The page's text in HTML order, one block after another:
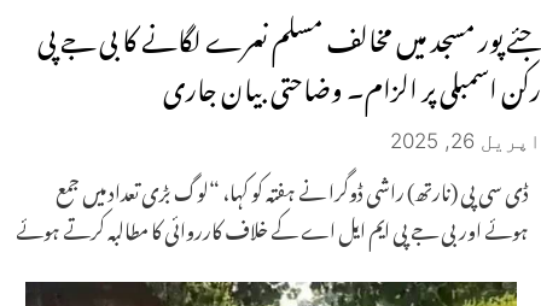
جئے پور مسجد میں مخالف مسلم نعرے لگانے کا بی جے پی
رکن اسمبلی پر الزام۔ وضاحتی بیان جاری
اپریل 26, 2025
ڈی سی پی (نارتھ) راشی ڈوگرا نے ہفتہ کو کہا، “لوگ بڑی تعداد میں جمع
ہوئے اور بی جے پی ایم ایل اے کے خلاف کارروائی کا مطالبہ کرتے ہوئے